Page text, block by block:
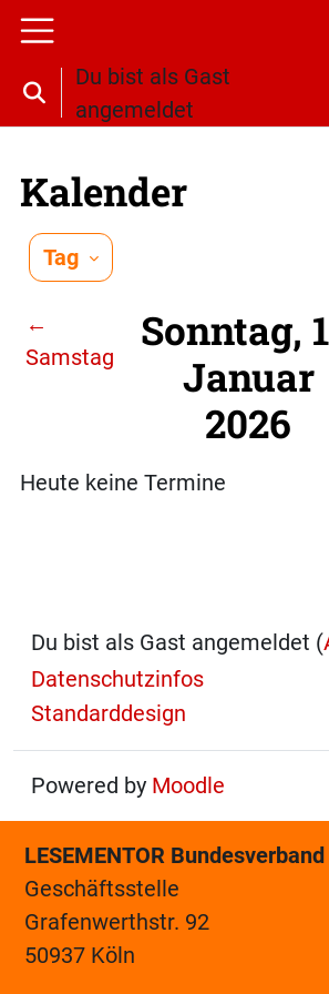
Zum Hauptinhalt
Website-Übersicht
Sucheingabe umschalten
Du bist als Gast
angemeldet
Kalender
Tag
←
Samstag
Sonntag,
Januar
2026
Heute keine Termine
Du bist als Gast angemeldet (
Datenschutzinfos
Standarddesign
Powered by Moodle
LESEMENTOR Bundesverband
Geschäftsstelle
Grafenwerthstr. 92
50937 Köln